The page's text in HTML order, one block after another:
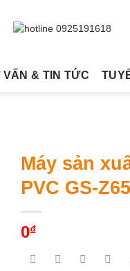
VẤN & TIN TỨC
Máy sản
PVC GS-Z65
0₫